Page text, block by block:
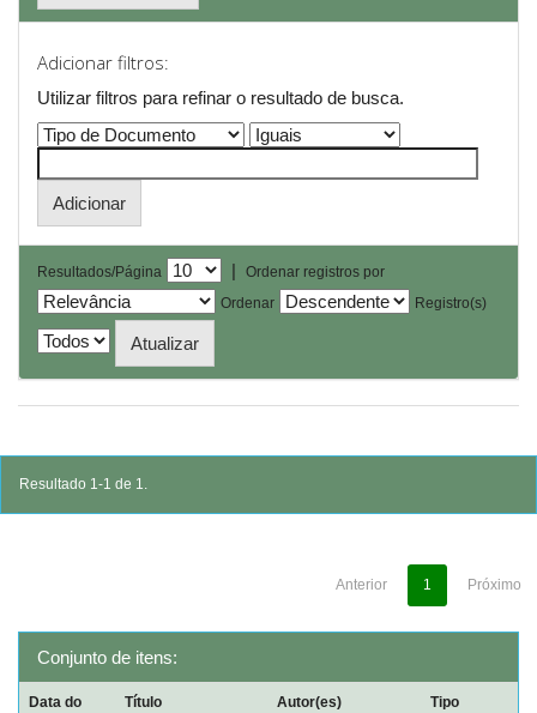
Adicionar filtros:
Utilizar filtros para refinar o resultado de busca.
Resultados/Página |
Ordenar registros por
Ordenar
Registro(s)
Resultado 1-1 de 1.
Anterior 1 Próximo
Conjunto de itens:
Data do
Título Autor(es) Tipo